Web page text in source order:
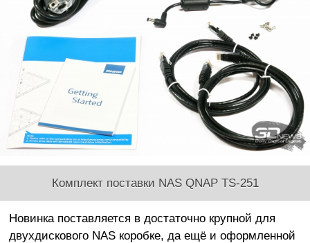
Комплект поставки NAS QNAP TS-251
Новинка поставляется в достаточно крупной для
двухдискового NAS коробке, да ещё и оформленной